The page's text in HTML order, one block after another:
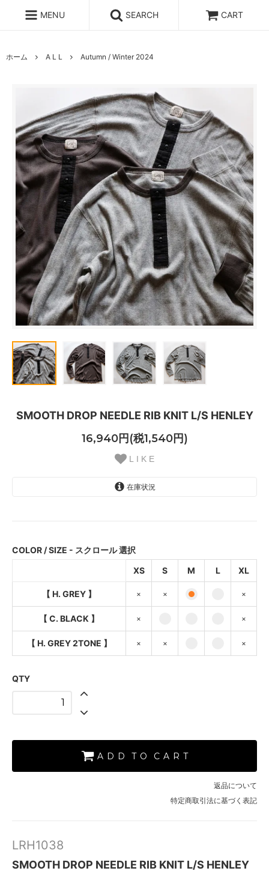
MENU SEARCH CART
ホーム A L L Autumn / Winter 2024
SMOOTH DROP NEEDLE RIB KNIT L/S HENLEY
16,940円(税1,540円)
L I K E
在庫状況
SOLD OUT
×
×
【 H. GREY 】
【 H. GREY 】
【 C. BLACK 】
【 H. GREY 】
【 H. GREY 】
COLOR / SIZE - スクロール 選択
XS
S M L XL
【 H. GREY 】 × × ×
【 C. BLACK 】 × ×
【 H. GREY 2TONE 】 × × ×
QTY
A D D T O C A R T
返品について
特定商取引法に基づく表記
LRH1038
SMOOTH DROP NEEDLE RIB KNIT L/S HENLEY